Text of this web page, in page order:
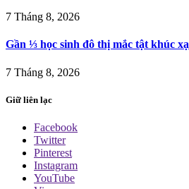
7 Tháng 8, 2026
Gần ⅓ học sinh đô thị mắc tật khúc xạ
7 Tháng 8, 2026
Giữ liên lạc
Facebook
Twitter
Pinterest
Instagram
YouTube